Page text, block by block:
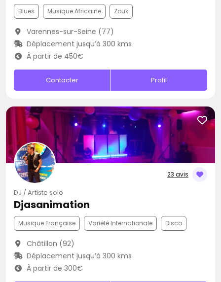
Blues Musique Africaine Zouk
Varennes-sur-Seine (77)
Déplacement jusqu’à 300 kms
À partir de 450€
Contacter Profil
23 avis
DJ / Artiste solo
Djasanimation
Musique Française Variété Internationale Disco
Châtillon (92)
Déplacement jusqu’à 300 kms
À partir de 300€